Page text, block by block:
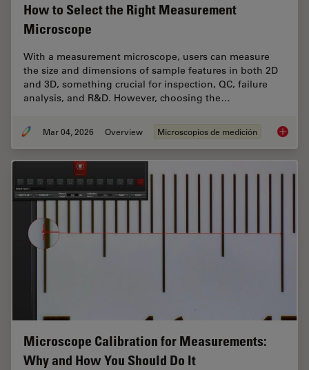
How to Select the Right Measurement
Microscope
With a measurement microscope, users can measure
the size and dimensions of sample features in both 2D
and 3D, something crucial for inspection, QC, failure
analysis, and R&D. However, choosing the…
Mar 04, 2026 Overview Microscopios de medición How to
Microscope Calibration for Measurements:
Why and How You Should Do It